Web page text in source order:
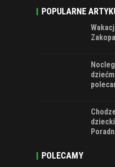
POPULARNE
POLECAMY